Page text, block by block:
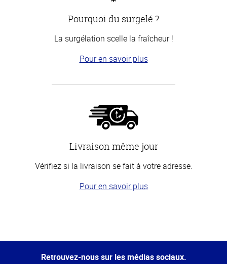
Pourquoi du surgelé ?
La surgélation scelle la fraîcheur !
Pour en savoir plus
Livraison même jour
Vérifiez si la livraison se fait à votre adresse.
Pour en savoir plus
de la
Retrouvez-nous sur les médias sociaux.